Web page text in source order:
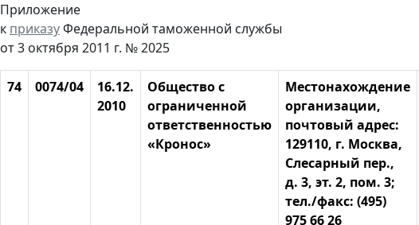
Приложение
к приказуФедеральной таможенной службы
от 3 октября 2011 г. № 2025
74 0074/04
16.12.
2010
Общество с
ограниченной
ответственностью
«Кронос»
Местонахождение
организации,
почтовый адрес:
129110, г. Москва,
Слесарный пер.,
д. 3, эт. 2, пом. 3;
тел./факс: (495)
975 66 26